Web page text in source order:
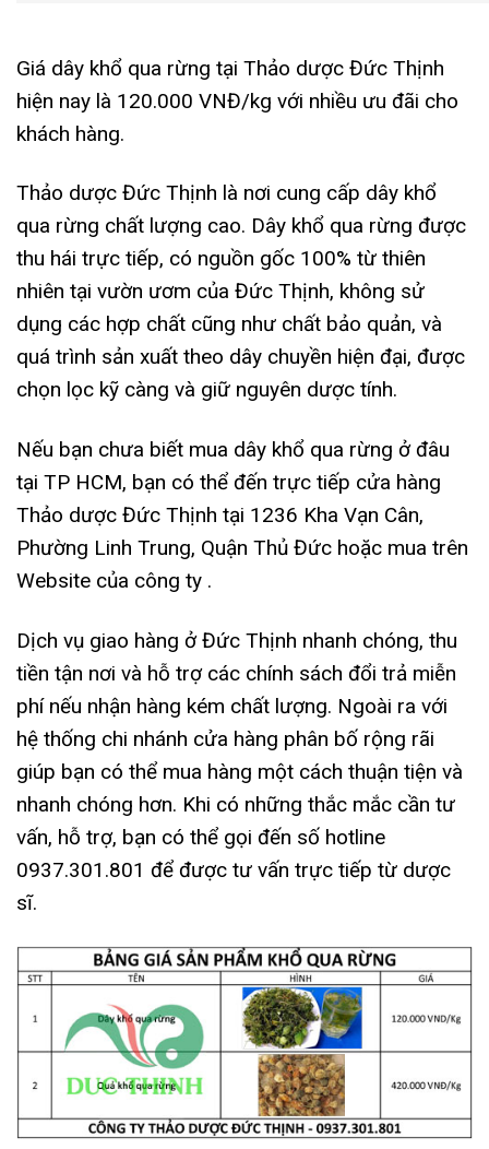
Giá dây khổ qua rừng tại Thảo dược Đức Thịnh
hiện nay là 120.000 VNĐ/kg với nhiều ưu đãi cho
khách hàng.
Thảo dược Đức Thịnh là nơi cung cấp dây khổ
qua rừng chất lượng cao. Dây khổ qua rừng được
thu hái trực tiếp, có nguồn gốc 100% từ thiên
nhiên tại vườn ươm của Đức Thịnh, không sử
dụng các hợp chất cũng như chất bảo quản, và
quá trình sản xuất theo dây chuyền hiện đại, được
chọn lọc kỹ càng và giữ nguyên dược tính.
Nếu bạn chưa biết mua dây khổ qua rừng ở đâu
tại TP HCM, bạn có thể đến trực tiếp cửa hàng
Thảo dược Đức Thịnh tại 1236 Kha Vạn Cân,
Phường Linh Trung, Quận Thủ Đức hoặc mua trên
Website của công ty .
Dịch vụ giao hàng ở Đức Thịnh nhanh chóng, thu
tiền tận nơi và hỗ trợ các chính sách đổi trả miễn
phí nếu nhận hàng kém chất lượng. Ngoài ra với
hệ thống chi nhánh cửa hàng phân bố rộng rãi
giúp bạn có thể mua hàng một cách thuận tiện và
nhanh chóng hơn. Khi có những thắc mắc cần tư
vấn, hỗ trợ, bạn có thể gọi đến số hotline
0937.301.801 để được tư vấn trực tiếp từ dược
sĩ.